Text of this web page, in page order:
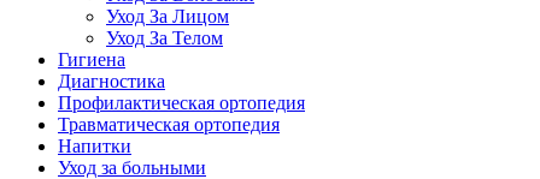
Уход За Лицом
Уход За Телом
Гигиена
Диагностика
Профилактическая ортопедия
Травматическая ортопедия
Напитки
Уход за больными